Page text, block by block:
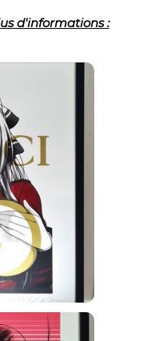
d'informations :